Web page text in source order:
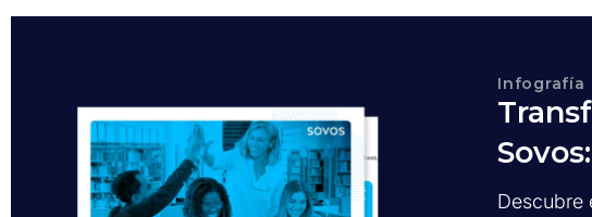
Infografía
Descubre